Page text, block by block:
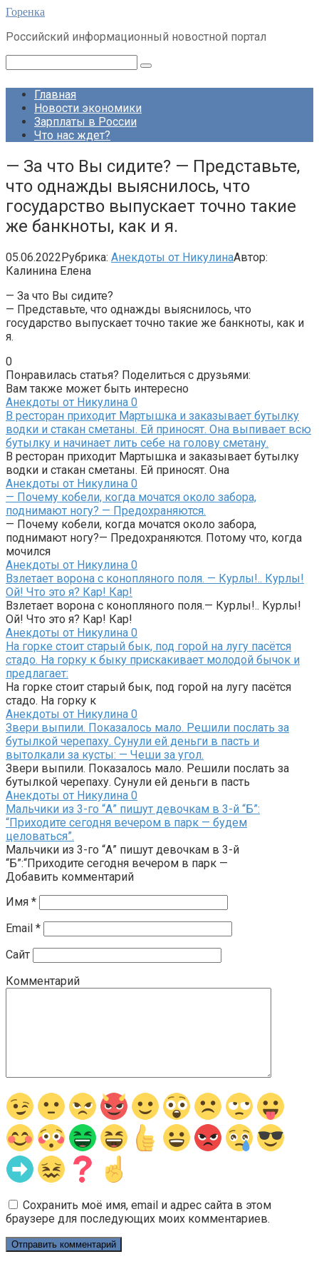
Перейти
контенту
Горенка
Российский информационный новостной портал
Главная
Новости экономики
Зарплаты в России
Что нас ждет?
— За что Вы сидите? — Представьте,
что однажды выяснилось, что
государство выпускает точно такие
же банкноты, как и я.
05.06.2022Рубрика: Анекдоты от НикулинаАвтор:
Калинина Елена
— За что Вы сидите?
— Представьте, что однажды выяснилось, что
государство выпускает точно такие же банкноты, как и
я.
0
Понравилась статья? Поделиться с друзьями:
Вам также может быть интересно
Анекдоты от Никулина 0
В ресторан приходит Мартышка и заказывает бутылку
водки и стакан сметаны. Ей приносят. Она выпивает всю
бутылку и начинает лить себе на голову сметану.
В ресторан приходит Мартышка и заказывает бутылку
водки и стакан сметаны. Ей приносят. Она
Анекдоты от Никулина 0
— Почему кобели, когда мочатся около забора,
поднимают ногу? — Предохраняются.
— Почему кобели, когда мочатся около забора,
поднимают ногу?— Предохраняются. Потому что, когда
мочился
Анекдоты от Никулина 0
Взлетает ворона с конопляного поля. — Курлы!.. Курлы!
Ой! Что это я? Кар! Кар!
Взлетает ворона с конопляного поля.— Курлы!.. Курлы!
Ой! Что это я? Кар! Кар!
Анекдоты от Никулина 0
На горке стоит старый бык, под горой на лугу пасётся
стадо. На горку к быку прискакивает молодой бычок и
предлагает:
На горке стоит старый бык, под горой на лугу пасётся
стадо. На горку к
Анекдоты от Никулина 0
Звери выпили. Показалось мало. Решили послать за
бутылкой черепаху. Сунули ей деньги в пасть и
вытолкали за кусты: — Чеши за угол.
Звери выпили. Показалось мало. Решили послать за
бутылкой черепаху. Сунули ей деньги в пасть
Анекдоты от Никулина 0
Мальчики из 3-го “А” пишут девочкам в 3-й “Б”:
“Приходите сегодня вечером в парк — будем
целоваться”.
Мальчики из 3-го “А” пишут девочкам в 3-й
“Б”:“Приходите сегодня вечером в парк —
Добавить комментарий
Имя *
Email *
Сайт
Комментарий
Сохранить моё имя, email и адрес сайта в этом
браузере для последующих моих комментариев.